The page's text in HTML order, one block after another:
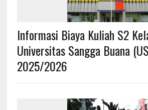
Informasi Biaya Kuliah S2
Universitas Sangga Buana
2025/2026